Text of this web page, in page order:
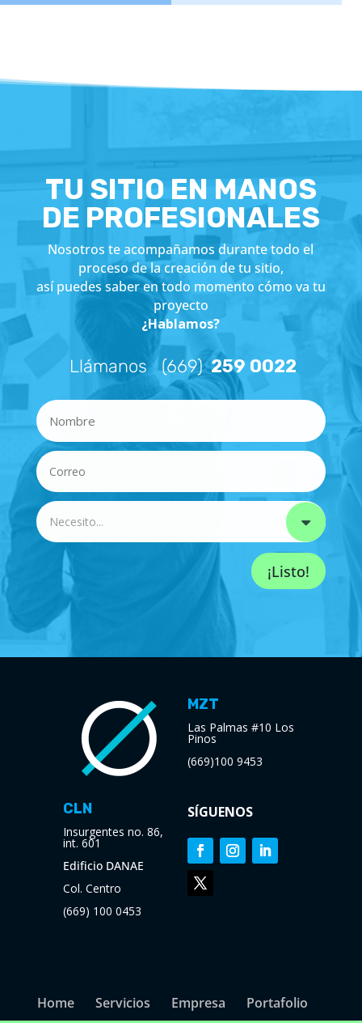
TU SITIO EN MANOS
DE PROFESIONALES
Nosotros te acompañamos durante todo el
proceso de la creación de tu sitio,
así puedes saber en todo momento cómo va tu
proyecto
¿Hablamos?
Llámanos (669)259 0022
¡Listo!
MZT
Las Palmas #10 Los
Pinos
(669)100 9453
CLN
Insurgentes no. 86,
int. 601
Edificio DANAE
Col. Centro
(669) 100 0453
SÍGUENOS
Home Servicios Empresa Portafolio